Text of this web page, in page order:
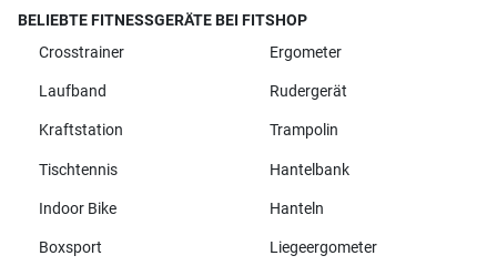
BELIEBTE FITNESSGERÄTE BEI FITSHOP
Crosstrainer
Ergometer
Laufband Rudergerät
Kraftstation Trampolin
Tischtennis Hantelbank
Indoor Bike Hanteln
Boxsport Liegeergometer